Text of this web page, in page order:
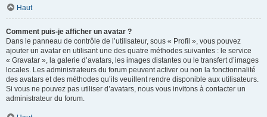
Haut
Comment puis-je afficher un avatar ?
Dans le panneau de contrôle de l’utilisateur, sous « Profil », vous pouvez
ajouter un avatar en utilisant une des quatre méthodes suivantes : le service
« Gravatar », la galerie d’avatars, les images distantes ou le transfert d’images
locales. Les administrateurs du forum peuvent activer ou non la fonctionnalité
des avatars et des méthodes qu’ils veuillent rendre disponible aux utilisateurs.
Si vous ne pouvez pas utiliser d’avatars, nous vous invitons à contacter un
administrateur du forum.